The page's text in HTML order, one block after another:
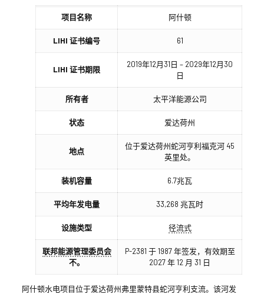
项目名称 阿什顿
LIHI 证书编号 61
LIHI 证书期限
2019年12月31日 – 2029年12月30
日
所有者 太平洋能源公司
状态 爱达荷州
地点
位于爱达荷州蛇河亨利福克河 45
英里处。
装机容量 6.7兆瓦
平均年发电量 33,268 兆瓦时
设施类型 径流式
联邦能源管理委员会
不。
P-2381 于 1987 年签发，有效期至
2027 年 12 月 31 日
阿什顿水电项目位于爱达荷州弗里蒙特县蛇河亨利支流。该河发